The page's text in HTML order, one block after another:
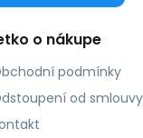
o nákupe
podmínky
od smlouvy